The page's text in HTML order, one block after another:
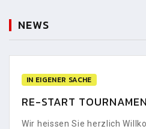
NEWS
IN EIGENER SACHE
RE-START
Wir heissen Sie herzlich